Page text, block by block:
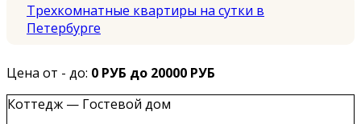
Трехкомнатные квартиры на сутки в
Петербурге
Цена от - до: 0 РУБ до 20000 РУБ
Коттедж — Гостевой дом